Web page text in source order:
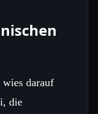
wies darauf
die